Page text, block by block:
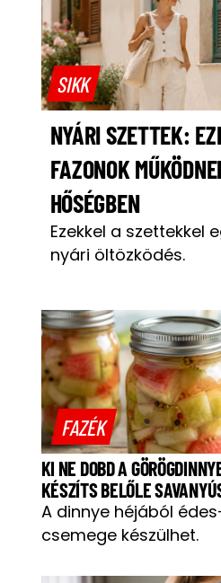
SIKK
NYÁRI SZETTEK:
FAZONOK
HŐSÉGBEN
Ezekkel a szettekkel
nyári öltözködés.
FAZÉK
KI NE DOBD A
KÉSZÍTS BELŐLE
A dinnye héjából
csemege készülhet.